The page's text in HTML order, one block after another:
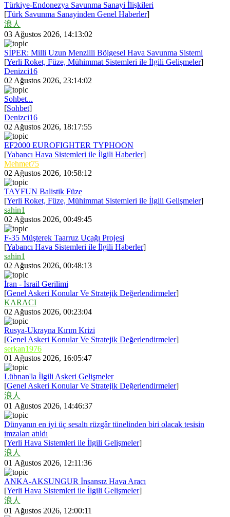
Türkiye-Endonezya Savunma Sanayi İlişkileri
[Türk Savunma Sanayinden Genel Haberler]
浪人
03 Ağustos 2026, 14:13:02
SİPER: Milli Uzun Menzilli Bölgesel Hava Savunma Sistemi
[Yerli Roket, Füze, Mühimmat Sistemleri ile İlgili Gelişmeler]
Denizci16
02 Ağustos 2026, 23:14:02
Sohbet...
[Sohbet]
Denizci16
02 Ağustos 2026, 18:17:55
EF2000 EUROFIGHTER TYPHOON
[Yabancı Hava Sistemleri ile İlgili Haberler]
Mehmet75
02 Ağustos 2026, 10:58:12
TAYFUN Balistik Füze
[Yerli Roket, Füze, Mühimmat Sistemleri ile İlgili Gelişmeler]
sahin1
02 Ağustos 2026, 00:49:45
F-35 Müşterek Taarruz Uçağı Projesi
[Yabancı Hava Sistemleri ile İlgili Haberler]
sahin1
02 Ağustos 2026, 00:48:13
İran - İsrail Gerilimi
[Genel Askeri Konular Ve Stratejik Değerlendirmeler]
KARACI
02 Ağustos 2026, 00:23:04
Rusya-Ukrayna Kırım Krizi
[Genel Askeri Konular Ve Stratejik Değerlendirmeler]
serkan1976
01 Ağustos 2026, 16:05:47
Lübnan'la İlgili Askeri Gelişmeler
[Genel Askeri Konular Ve Stratejik Değerlendirmeler]
浪人
01 Ağustos 2026, 14:46:37
Dünyanın en iyi üç sesaltı rüzgâr tünelinden biri olacak tesisin
imzaları atıldı
[Yerli Hava Sistemleri ile İlgili Gelişmeler]
浪人
01 Ağustos 2026, 12:11:36
ANKA-AKSUNGUR İnsansız Hava Aracı
[Yerli Hava Sistemleri ile İlgili Gelişmeler]
浪人
01 Ağustos 2026, 12:00:11